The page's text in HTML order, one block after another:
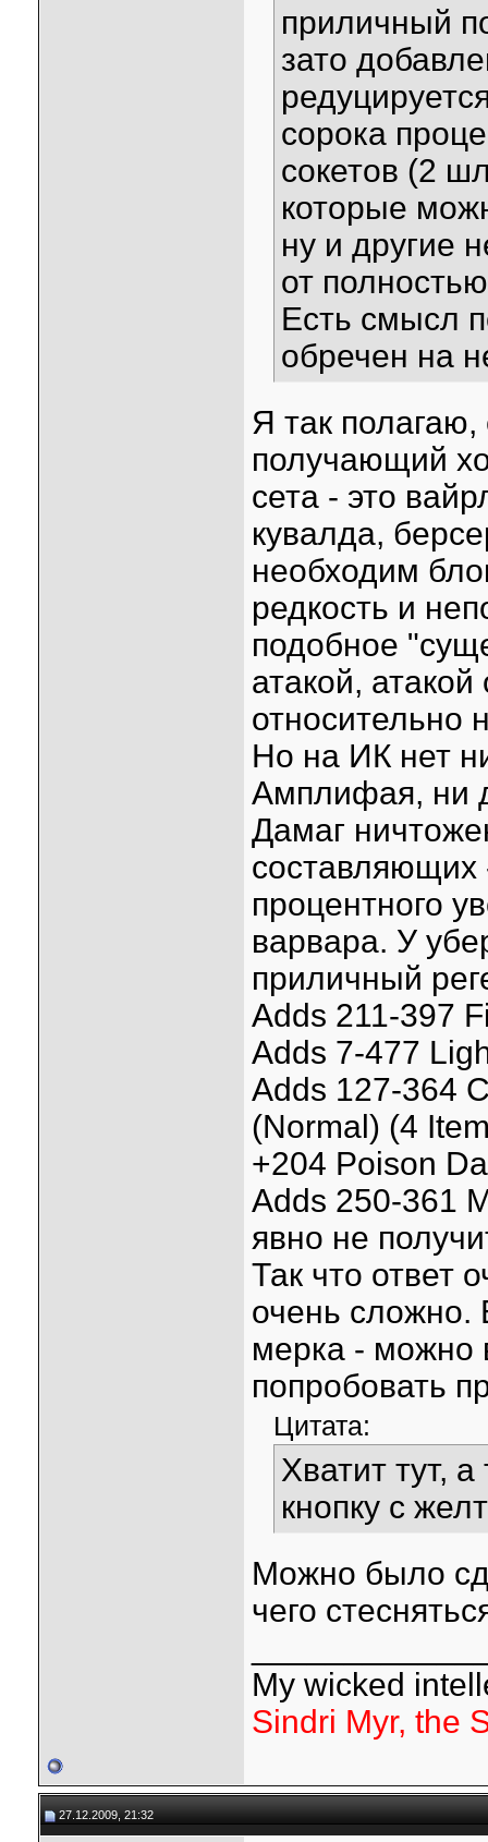
приличный
зато
сорока
сокетов (2
которые
ну и другие
от
Есть смысл
обречен на
Я так
получающий
сета - это
кувалда,
необходим
редкость и
подобное
атакой,
относительно
Но на ИК нет
Амплифая, ни
Дамаг
составляющих
процентного
варвара. У
приличный
Adds 211-397
Adds 7-477
Adds 127-364
(Normal) (4
+204 Poison
Adds 250-361
явно не
Так что ответ
очень сложно.
мерка - можно
попробовать
Цитата:
Хватит тут,
кнопку с
Можно было
чего
My wicked
Sindri Myr, the
27.12.2009, 21:32